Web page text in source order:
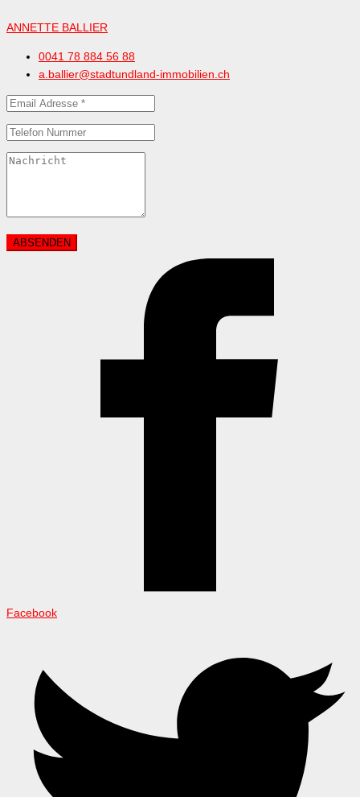
ANNETTE BALLIER
0041 78 884 56 88
a.ballier@stadtundland-immobilien.ch
Facebook